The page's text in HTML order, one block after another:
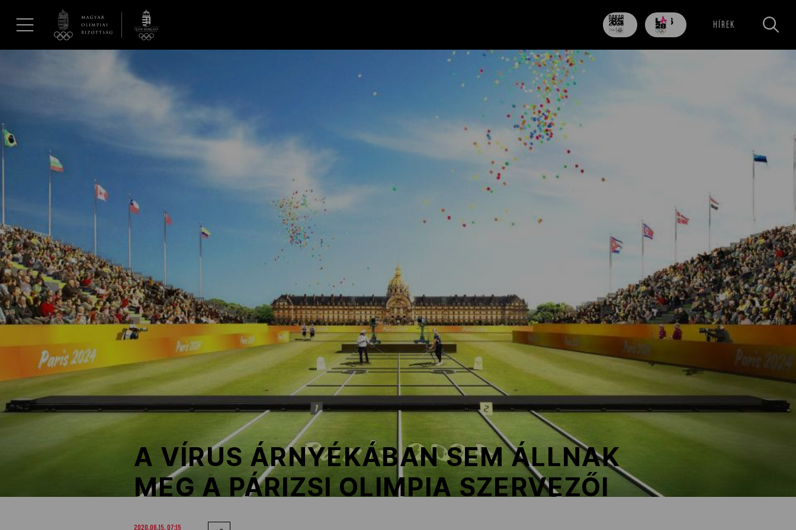
Hírek
Dakar 2026
MOB
Kettőskarrier-program
NOB
Társszervezetek
OVEP
Adatbank
85
nap
706
nap HÍREK
A VÍRUS ÁRNYÉKÁBAN SEM ÁLLNAK
MEG A PÁRIZSI OLIMPIA SZERVEZŐI